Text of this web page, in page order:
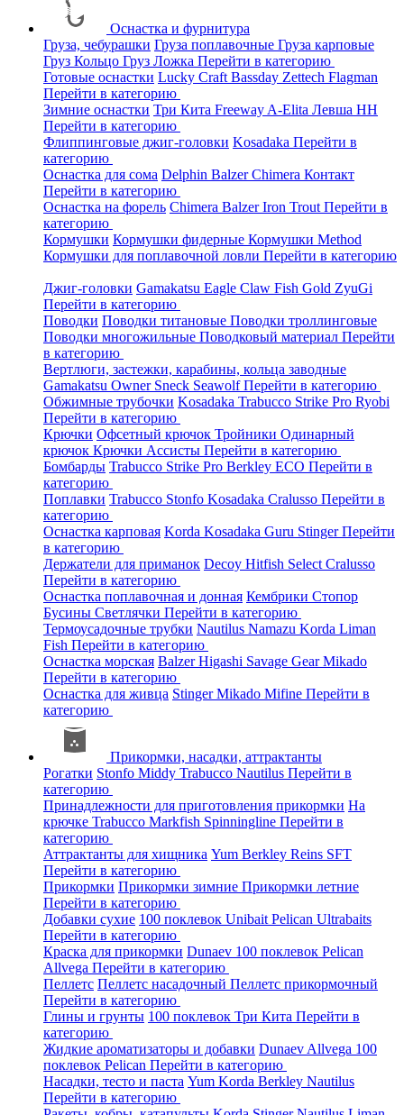
Оснастка и фурнитура
Груза, чебурашки Груза поплавочные Груза карповые
Груз Кольцо Груз Ложка Перейти в категорию
Готовые оснастки Lucky Craft Bassday Zettech Flagman
Перейти в категорию
Зимние оснастки Три Кита Freeway A-Elita Левша НН
Перейти в категорию
Флиппинговые джиг-головки Kosadaka Перейти в
категорию
Оснастка для сома Delphin BalzerChimera Контакт
Перейти в категорию
Оснастка на форель Chimera BalzerIron Trout Перейти в
категорию
Кормушки Кормушки фидерные Кормушки Method
Кормушки для поплавочной ловли Перейти в категорию
Джиг-головки Gamakatsu Eagle Claw Fish Gold ZyuGi
Перейти в категорию
Поводки Поводки титановые Поводки троллинговые
Поводки многожильные Поводковый материал Перейти
в категорию
Вертлюги, застежки, карабины, кольца заводные
Gamakatsu Owner Sneck SeawolfПерейти в категорию
Обжимные трубочки Kosadaka Trabucco Strike Pro Ryobi
Перейти в категорию
Крючки Офсетный крючок Тройники Одинарный
крючок Крючки Ассисты Перейти в категорию
Бомбарды Trabucco Strike Pro Berkley ECO Перейти в
категорию
Поплавки Trabucco Stonfo Kosadaka Cralusso Перейти в
категорию
Оснастка карповая Korda Kosadaka Guru StingerПерейти
в категорию
Держатели для приманок Decoy Hitfish Select Cralusso
Перейти в категорию
Оснастка поплавочная и донная Кембрики Стопор
Бусины Светлячки Перейти в категорию
Термоусадочные трубки Nautilus Namazu Korda Liman
Fish Перейти в категорию
Оснастка морская BalzerHigashi Savage GearMikado
Перейти в категорию
Оснастка для живца StingerMikado Mifine Перейти в
категорию
Прикормки, насадки, аттрактанты
Рогатки Stonfo Middy Trabucco Nautilus Перейти в
категорию
Принадлежности для приготовления прикормки На
крючке Trabucco Markfish Spinningline Перейти в
категорию
Аттрактанты для хищника Yum Berkley Reins SFT
Перейти в категорию
Прикормки Прикормки зимние Прикормки летние
Перейти в категорию
Добавки сухие 100 поклевок Unibait Pelican Ultrabaits
Перейти в категорию
Краска для прикормки Dunaev 100 поклевок Pelican
Allvega Перейти в категорию
Пеллетс Пеллетс насадочный Пеллетс прикормочный
Перейти в категорию
Глины и грунты 100 поклевок Три Кита Перейти в
категорию
Жидкие ароматизаторы и добавки Dunaev Allvega 100
поклевок Pelican Перейти в категорию
Насадки, тесто и паста Yum Korda Berkley Nautilus
Перейти в категорию